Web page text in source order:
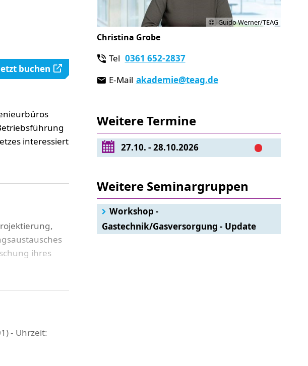
buchen
interessiert
ihres
zusammen mit
- Uhrzeit:
Guido Werner/TEAG
Christina Grobe
Tel 0361 652-2837
E-Mail akademie@teag.de
Weitere Termine
27.10. - 28.10.2026
Weitere Seminargruppen
Workshop -
Gastechnik/Gasversorgung - Update